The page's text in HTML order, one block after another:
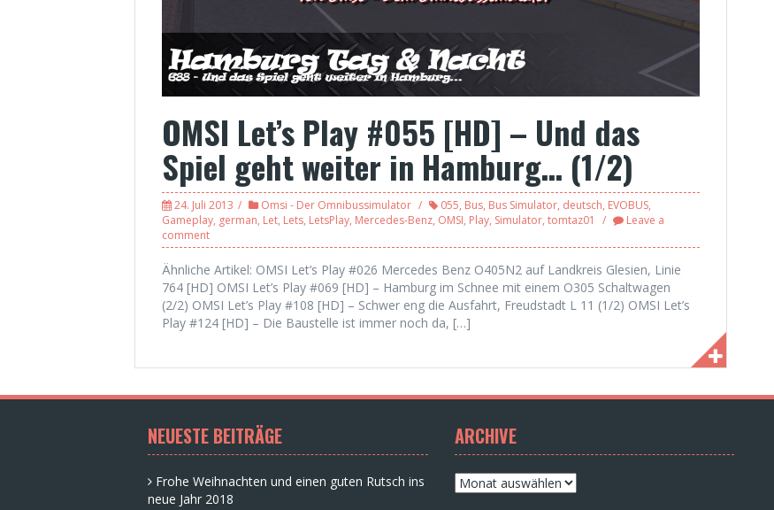
OMSI Let’s Play #055 [HD] – Und das
Spiel geht weiter in Hamburg… (1/2)
24. Juli 2013 Omsi - Der Omnibussimulator 055, Bus, Bus Simulator, deutsch, EVOBUS,
Gameplay, german, Let, Lets, LetsPlay, Mercedes-Benz, OMSI, Play, Simulator, tomtaz01
Leave a
comment
Ähnliche Artikel: OMSI Let’s Play #026 Mercedes Benz O405N2 auf Landkreis Glesien, Linie
764 [HD] OMSI Let’s Play #069 [HD] – Hamburg im Schnee mit einem O305 Schaltwagen
(2/2) OMSI Let’s Play #108 [HD] – Schwer eng die Ausfahrt, Freudstadt L 11 (1/2) OMSI Let’s
Play #124 [HD] – Die Baustelle ist immer noch da, […]
NEUESTE BEITRÄGE
Frohe Weihnachten und einen guten Rutsch ins
neue Jahr 2018
ARCHIVE
Archive